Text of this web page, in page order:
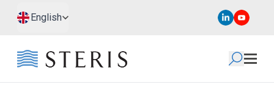
Passa al contenuto principale
Passa al piè di pagina
English